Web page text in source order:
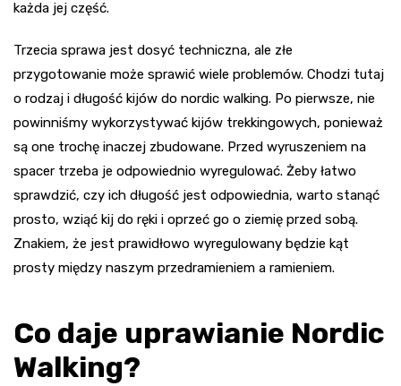
każda jej część.
Trzecia sprawa jest dosyć techniczna, ale złe
przygotowanie może sprawić wiele problemów. Chodzi tutaj
o rodzaj i długość kijów do nordic walking. Po pierwsze, nie
powinniśmy wykorzystywać kijów trekkingowych, ponieważ
są one trochę inaczej zbudowane. Przed wyruszeniem na
spacer trzeba je odpowiednio wyregulować. Żeby łatwo
sprawdzić, czy ich długość jest odpowiednia, warto stanąć
prosto, wziąć kij do ręki i oprzeć go o ziemię przed sobą.
Znakiem, że jest prawidłowo wyregulowany będzie kąt
prosty między naszym przedramieniem a ramieniem.
Co daje uprawianie Nordic
Walking?